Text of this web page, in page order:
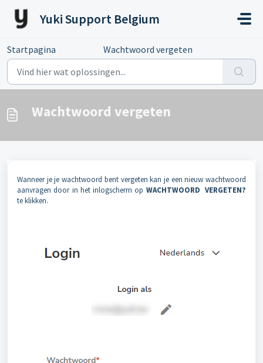
Yuki Support Belgium
Startpagina Wachtwoord vergeten
Wachtwoord vergeten
Wanneer je je wachtwoord bent vergeten kan je een nieuw wachtwoord
aanvragen door in het inlogscherm op WACHTWOORD VERGETEN?
te klikken.